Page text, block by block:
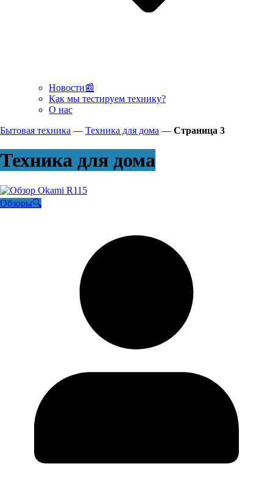
Новости📰
Как мы тестируем технику?
О нас
Бытовая техника — Техника для дома — Страница 3
Техника для дома
Обзоры🔍